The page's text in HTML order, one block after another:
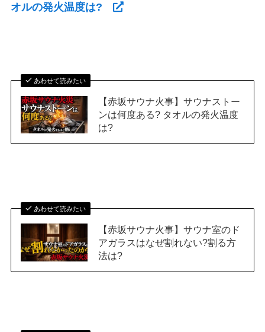
オルの発火温度は?
あわせて読みたい
【赤坂サウナ火事】サウナストー
ンは何度ある? タオルの発火温度
は?
あわせて読みたい
【赤坂サウナ火事】サウナ室のド
アガラスはなぜ割れない?割る方
法は?